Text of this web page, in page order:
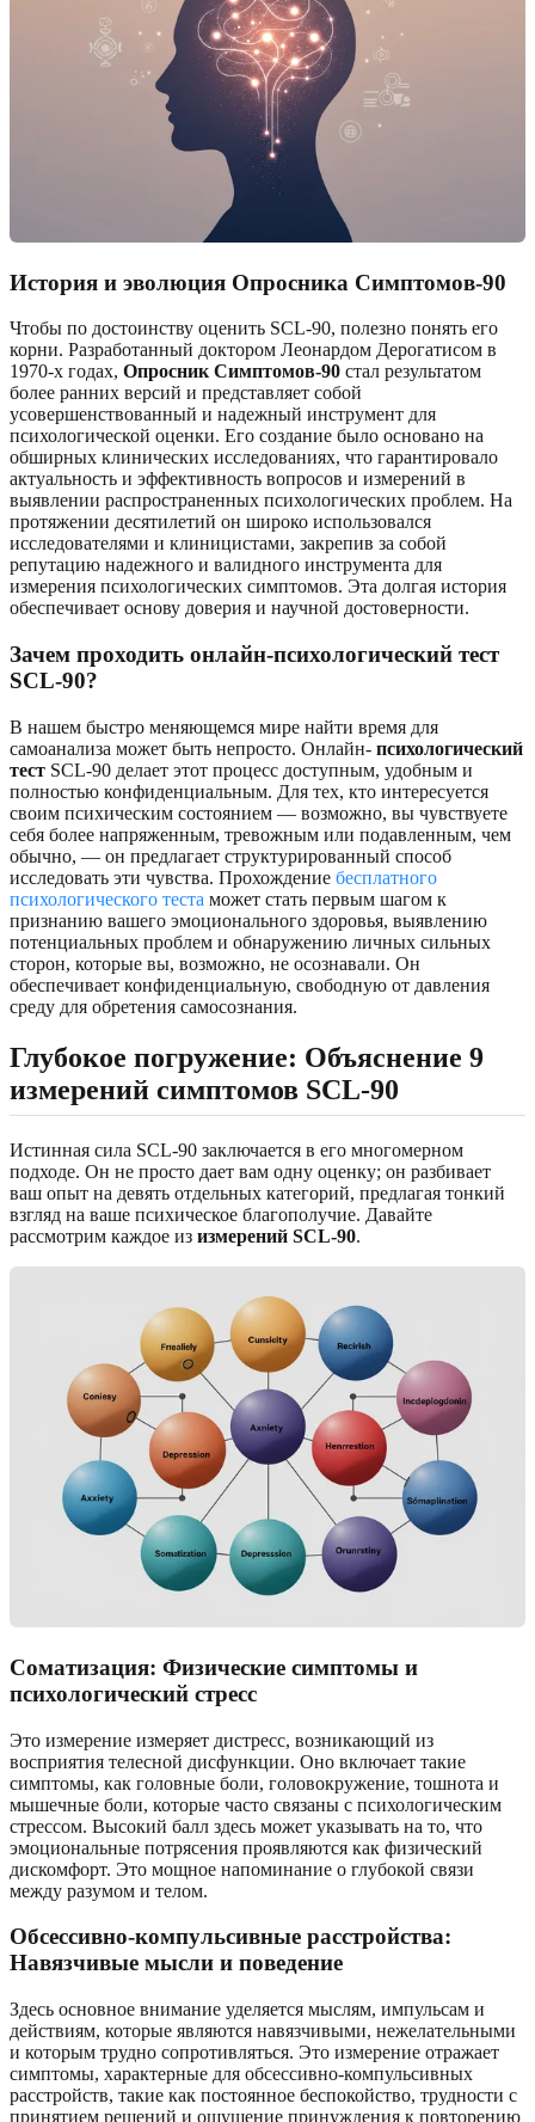
История и эволюция Опросника Симптомов-90
Чтобы по достоинству оценить SCL-90, полезно понять его
корни. Разработанный доктором Леонардом Дерогатисом в
1970-х годах, Опросник Симптомов-90 стал результатом
более ранних версий и представляет собой
усовершенствованный и надежный инструмент для
психологической оценки. Его создание было основано на
обширных клинических исследованиях, что гарантировало
актуальность и эффективность вопросов и измерений в
выявлении распространенных психологических проблем. На
протяжении десятилетий он широко использовался
исследователями и клиницистами, закрепив за собой
репутацию надежного и валидного инструмента для
измерения психологических симптомов. Эта долгая история
обеспечивает основу доверия и научной достоверности.
Зачем проходить онлайн-психологический тест
SCL-90?
В нашем быстро меняющемся мире найти время для
самоанализа может быть непросто. Онлайн- психологический
тест SCL-90 делает этот процесс доступным, удобным и
полностью конфиденциальным. Для тех, кто интересуется
своим психическим состоянием — возможно, вы чувствуете
себя более напряженным, тревожным или подавленным, чем
обычно, — он предлагает структурированный способ
исследовать эти чувства. Прохождение бесплатного
психологического теста может стать первым шагом к
признанию вашего эмоционального здоровья, выявлению
потенциальных проблем и обнаружению личных сильных
сторон, которые вы, возможно, не осознавали. Он
обеспечивает конфиденциальную, свободную от давления
среду для обретения самосознания.
Глубокое погружение: Объяснение 9
измерений симптомов SCL-90
Истинная сила SCL-90 заключается в его многомерном
подходе. Он не просто дает вам одну оценку; он разбивает
ваш опыт на девять отдельных категорий, предлагая тонкий
взгляд на ваше психическое благополучие. Давайте
рассмотрим каждое из измерений SCL-90.
Соматизация: Физические симптомы и
психологический стресс
Это измерение измеряет дистресс, возникающий из
восприятия телесной дисфункции. Оно включает такие
симптомы, как головные боли, головокружение, тошнота и
мышечные боли, которые часто связаны с психологическим
стрессом. Высокий балл здесь может указывать на то, что
эмоциональные потрясения проявляются как физический
дискомфорт. Это мощное напоминание о глубокой связи
между разумом и телом.
Обсессивно-компульсивные расстройства:
Навязчивые мысли и поведение
Здесь основное внимание уделяется мыслям, импульсам и
действиям, которые являются навязчивыми, нежелательными
и которым трудно сопротивляться. Это измерение отражает
симптомы, характерные для обсессивно-компульсивных
расстройств, такие как постоянное беспокойство, трудности с
принятием решений и ощущение принуждения к повторению